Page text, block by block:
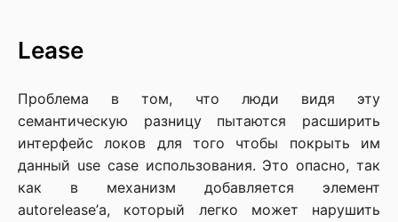
Lease
Проблема в том, что люди видя эту
семантическую разницу пытаются расширить
интерфейс локов для того чтобы покрыть им
данный use case использования. Это опасно, так
как в механизм добавляется элемент
autorelease’а, который легко может нарушить